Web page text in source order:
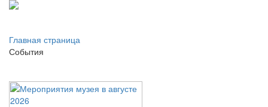
Главная страница
События